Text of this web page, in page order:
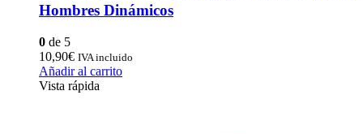
Hombres Dinámicos
0 de 5
10,90€ IVA incluido
Añadir al carrito
Vista rápida